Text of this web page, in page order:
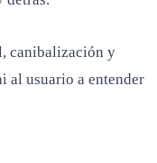
canibalización y
al usuario a entender